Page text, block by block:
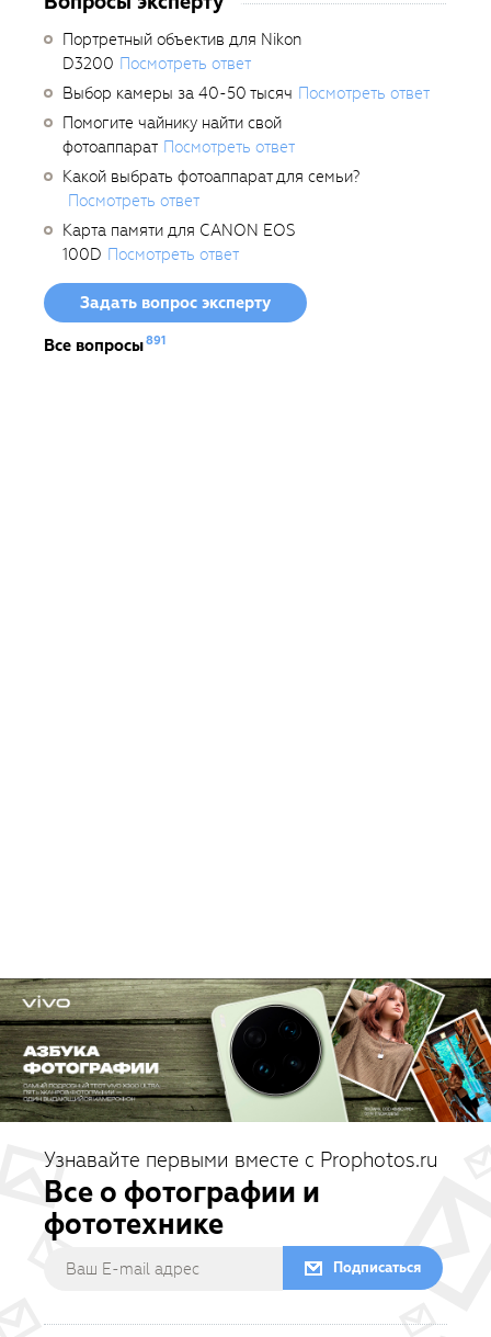
Портретный объектив для Nikon
D3200 Посмотреть ответ
Выбор камеры за 40-50 тысяч Посмотреть ответ
Помогите чайнику найти свой
фотоаппарат Посмотреть ответ
Какой выбрать фотоаппарат для семьи?
Посмотреть ответ
Карта памяти для CANON EOS
100D Посмотреть ответ
Задать вопрос эксперту
Все вопросы891
Узнавайте первыми вместе с Prophotos.ru
Все о фотографии и
фототехнике
Подписаться